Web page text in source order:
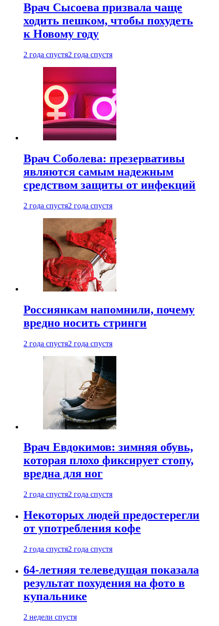
Врач Сысоева призвала чаще
ходить пешком, чтобы похудеть
к Новому году
2 года спустя2 года спустя
Врач Соболева: презервативы
являются самым надежным
средством защиты от инфекций
2 года спустя2 года спустя
Россиянкам напомнили, почему
вредно носить стринги
2 года спустя2 года спустя
Врач Евдокимов: зимняя обувь,
которая плохо фиксирует стопу,
вредна для ног
2 года спустя2 года спустя
Некоторых людей предостерегли
от употребления кофе
2 года спустя2 года спустя
64-летняя телеведущая показала
результат похудения на фото в
купальнике
2 недели спустя